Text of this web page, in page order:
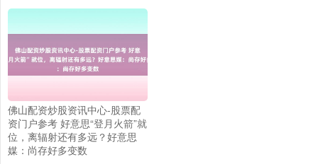
佛山配资炒股资讯中心-股票配
资门户参考 好意思“登月火箭”就
位，离辐射还有多远？好意思
媒：尚存好多变数
上证综指 3940.04